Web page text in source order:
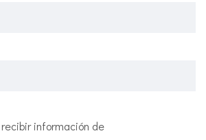
información de